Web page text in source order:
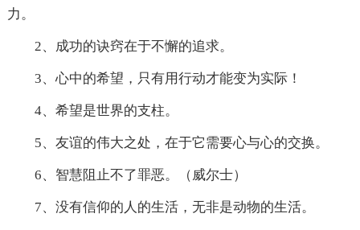
力。
2、成功的诀窍在于不懈的追求。
3、心中的希望，只有用行动才能变为实际！
4、希望是世界的支柱。
5、友谊的伟大之处，在于它需要心与心的交换。
6、智慧阻止不了罪恶。（威尔士）
7、没有信仰的人的生活，无非是动物的生活。